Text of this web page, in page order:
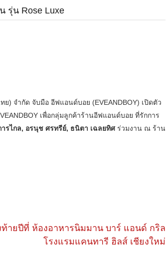
รุ่น Rose Luxe
) จำกัด จับมือ อีฟแอนด์บอย (EVEANDBOY) เปิดตัว
เพื่อกลุ่มลูกค้าร้านอีฟแอนด์บอย ที่รักการ
รไกล, อรนุช ศรทรีย์, ธนิตา เฉลยทิศร่วมงาน ณ ร้าน
ท้ายปีที่​ ห้องอาหารนิมมาน บาร์ แอนด์ กริล
โรงแรมแคนทารี ฮิลส์ เชียงใหม่